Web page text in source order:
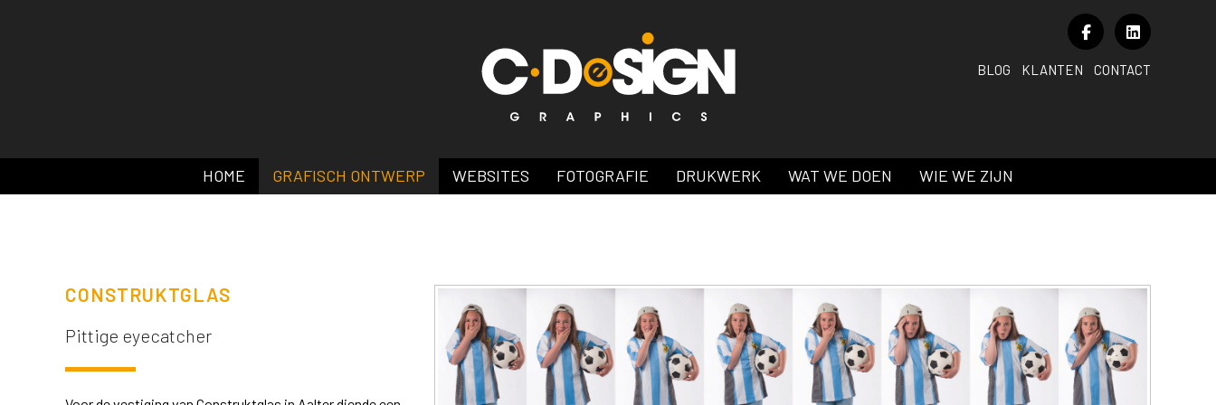
BLOG KLANTEN CONTACT
HOME GRAFISCH ONTWERP WEBSITES FOTOGRAFIE DRUKWERK WAT WE DOEN WIE WE ZIJN
CONSTRUKTGLAS
Pittige eyecatcher